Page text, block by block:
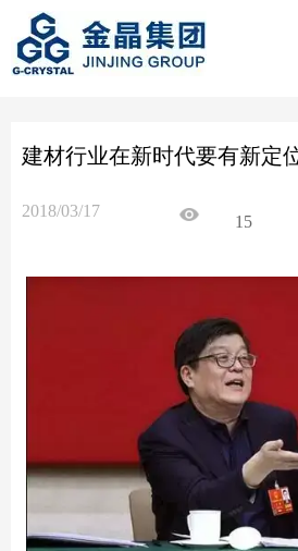
建材行业在新时代要有新定
2018/03/17
15